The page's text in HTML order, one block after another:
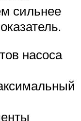
сильнее
насоса